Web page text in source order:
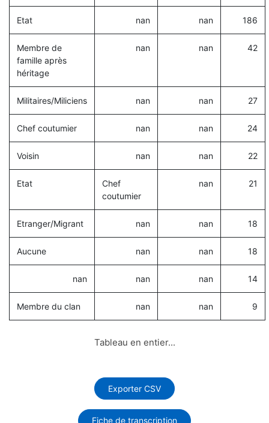
Etat nan nan 186
Membre de
famille après
héritage
nan nan 42
Militaires/Miliciens nan nan 27
Chef coutumier nan nan 24
Voisin nan nan 22
Etat
Chef
coutumier
nan 21
Etranger/Migrant nan nan 18
Aucune nan nan 18
nan nan nan 14
Membre du clan nan nan 9
Tableau en entier...
Exporter CSV
Fiche de transcription